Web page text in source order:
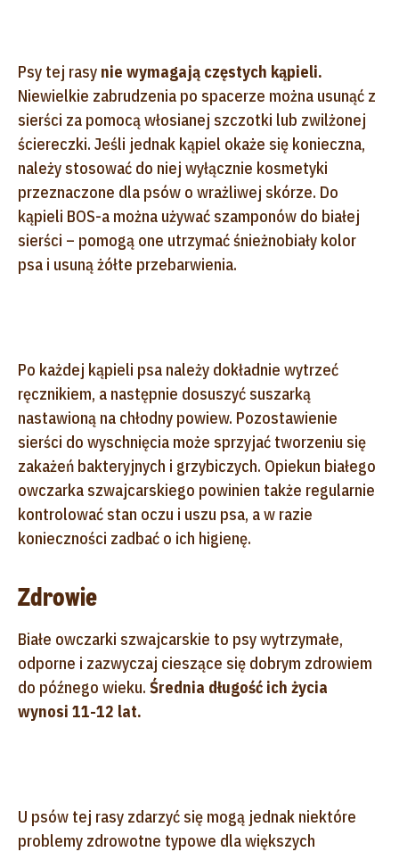
Psy tej rasy nie wymagają częstych kąpieli.
Niewielkie zabrudzenia po spacerze można usunąć z
sierści za pomocą włosianej szczotki lub zwilżonej
ściereczki. Jeśli jednak kąpiel okaże się konieczna,
należy stosować do niej wyłącznie kosmetyki
przeznaczone dla psów o wrażliwej skórze. Do
kąpieli BOS-a można używać szamponów do białej
sierści – pomogą one utrzymać śnieżnobiały kolor
psa i usuną żółte przebarwienia.
Po każdej kąpieli psa należy dokładnie wytrzeć
ręcznikiem, a następnie dosuszyć suszarką
nastawioną na chłodny powiew. Pozostawienie
sierści do wyschnięcia może sprzyjać tworzeniu się
zakażeń bakteryjnych i grzybiczych. Opiekun białego
owczarka szwajcarskiego powinien także regularnie
kontrolować stan oczu i uszu psa, a w razie
konieczności zadbać o ich higienę.
Zdrowie
Białe owczarki szwajcarskie to psy wytrzymałe,
odporne i zazwyczaj cieszące się dobrym zdrowiem
do późnego wieku. Średnia długość ich życia
wynosi 11-12 lat.
U psów tej rasy zdarzyć się mogą jednak niektóre
problemy zdrowotne typowe dla większych